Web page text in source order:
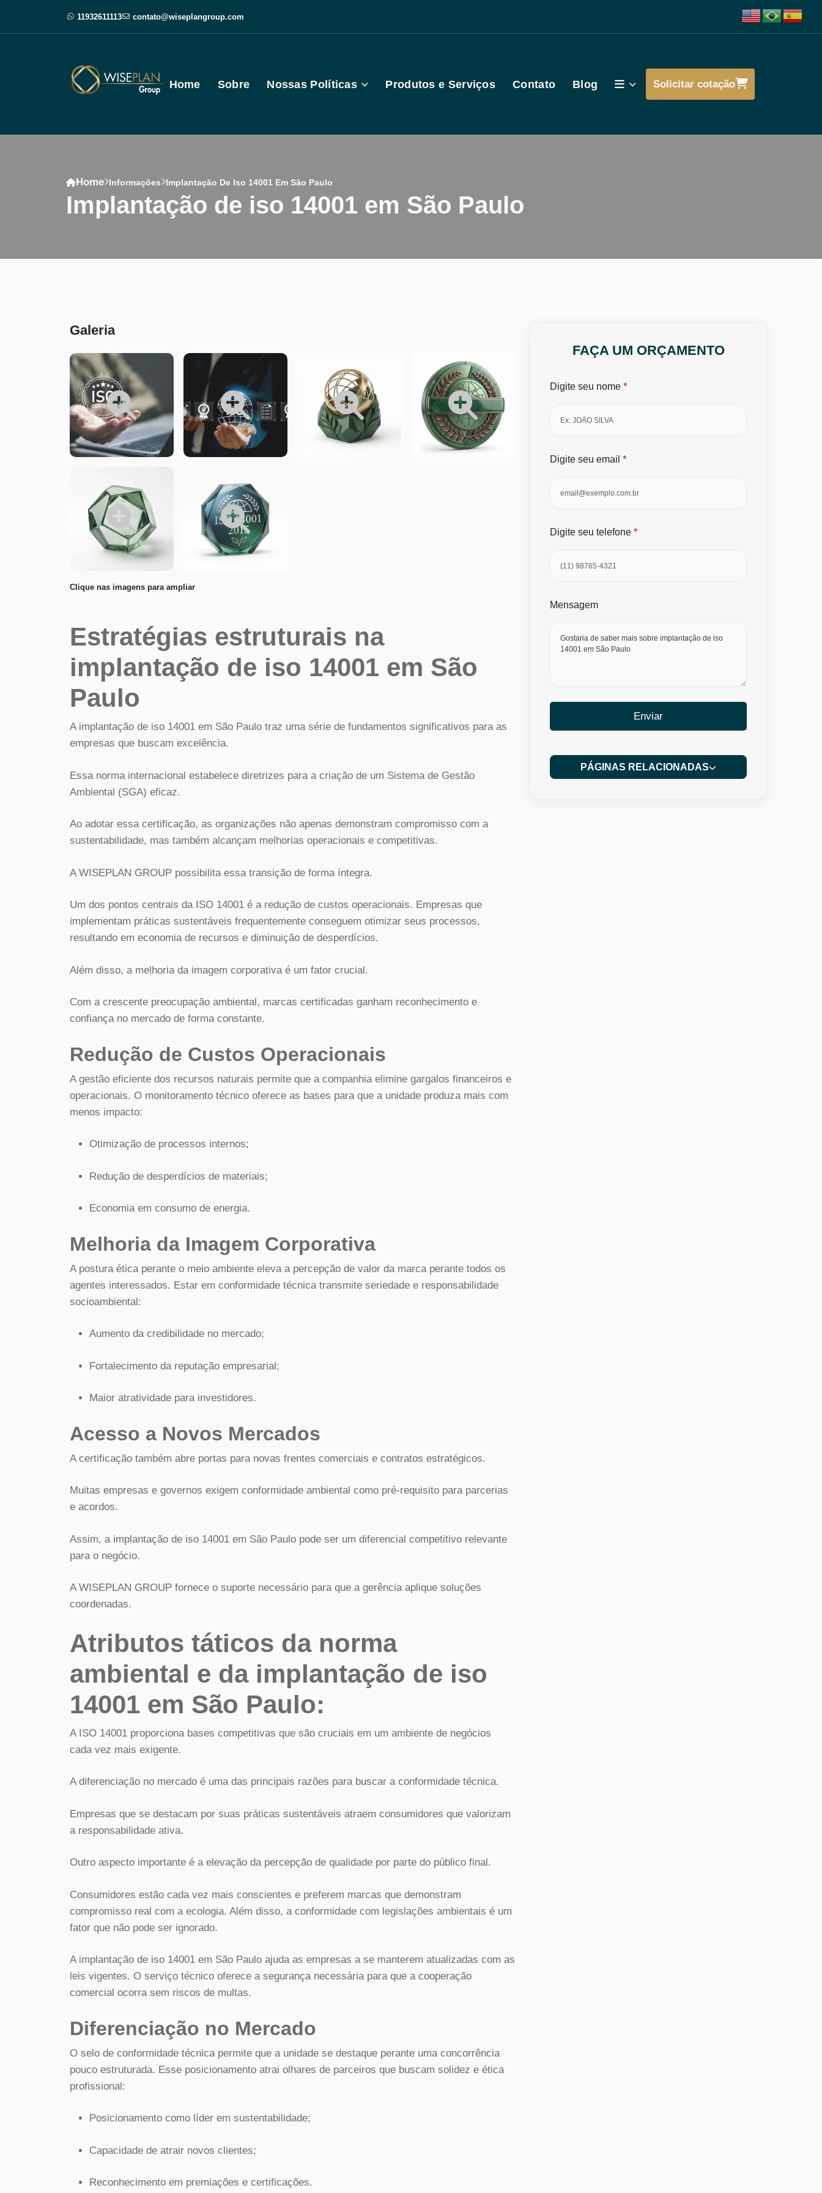
11932611113 contato@wiseplangroup.com
Home Sobre Nossas Políticas Produtos e Serviços Contato Blog Solicitar cotação
Home Informações Implantação De Iso 14001 Em São Paulo
implantação de iso 14001 em São Paulo
Galeria
Clique nas imagens para ampliar
Estratégias estruturais na
implantação de iso 14001 em São
Paulo
A implantação de iso 14001 em São Paulo traz uma série de fundamentos significativos para as
empresas que buscam excelência.
Essa norma internacional estabelece diretrizes para a criação de um Sistema de Gestão
Ambiental (SGA) eficaz.
Ao adotar essa certificação, as organizações não apenas demonstram compromisso com a
sustentabilidade, mas também alcançam melhorias operacionais e competitivas.
A WISEPLAN GROUP possibilita essa transição de forma íntegra.
Um dos pontos centrais da ISO 14001 é a redução de custos operacionais. Empresas que
implementam práticas sustentáveis frequentemente conseguem otimizar seus processos,
resultando em economia de recursos e diminuição de desperdícios.
Além disso, a melhoria da imagem corporativa é um fator crucial.
Com a crescente preocupação ambiental, marcas certificadas ganham reconhecimento e
confiança no mercado de forma constante.
Redução de Custos Operacionais
A gestão eficiente dos recursos naturais permite que a companhia elimine gargalos financeiros e
operacionais. O monitoramento técnico oferece as bases para que a unidade produza mais com
menos impacto:
Otimização de processos internos;
Redução de desperdícios de materiais;
Economia em consumo de energia.
Melhoria da Imagem Corporativa
A postura ética perante o meio ambiente eleva a percepção de valor da marca perante todos os
agentes interessados. Estar em conformidade técnica transmite seriedade e responsabilidade
socioambiental:
Aumento da credibilidade no mercado;
Fortalecimento da reputação empresarial;
Maior atratividade para investidores.
Acesso a Novos Mercados
A certificação também abre portas para novas frentes comerciais e contratos estratégicos.
Muitas empresas e governos exigem conformidade ambiental como pré-requisito para parcerias
e acordos.
Assim, a implantação de iso 14001 em São Paulo pode ser um diferencial competitivo relevante
para o negócio.
A WISEPLAN GROUP fornece o suporte necessário para que a gerência aplique soluções
coordenadas.
Atributos táticos da norma
ambiental e da implantação de iso
14001 em São Paulo:
A ISO 14001 proporciona bases competitivas que são cruciais em um ambiente de negócios
cada vez mais exigente.
A diferenciação no mercado é uma das principais razões para buscar a conformidade técnica.
Empresas que se destacam por suas práticas sustentáveis atraem consumidores que valorizam
a responsabilidade ativa.
Outro aspecto importante é a elevação da percepção de qualidade por parte do público final.
Consumidores estão cada vez mais conscientes e preferem marcas que demonstram
compromisso real com a ecologia. Além disso, a conformidade com legislações ambientais é um
fator que não pode ser ignorado.
A implantação de iso 14001 em São Paulo ajuda as empresas a se manterem atualizadas com as
leis vigentes. O serviço técnico oferece a segurança necessária para que a cooperação
comercial ocorra sem riscos de multas.
Diferenciação no Mercado
O selo de conformidade técnica permite que a unidade se destaque perante uma concorrência
pouco estruturada. Esse posicionamento atrai olhares de parceiros que buscam solidez e ética
profissional:
Posicionamento como líder em sustentabilidade;
Capacidade de atrair novos clientes;
Reconhecimento em premiações e certificações.
FAÇA UM ORÇAMENTO
Digite seu nome *
Digite seu email *
Digite seu telefone *
Mensagem
Enviar
PÁGINAS RELACIONADAS